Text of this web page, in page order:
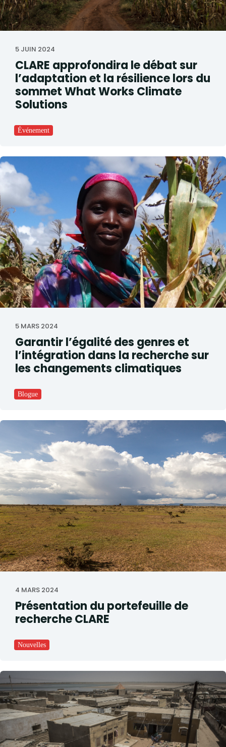
5 JUIN 2024
CLARE approfondira le débat sur
l’adaptation et la résilience lors du
sommet What Works Climate
Solutions
Événement
5 MARS 2024
Garantir l’égalité des genres et
l’intégration dans la recherche sur
les changements climatiques
Blogue
4 MARS 2024
Présentation du portefeuille de
recherche CLARE
Nouvelles